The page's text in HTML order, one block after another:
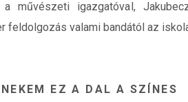
igazgatóval,
feldolgozás valami bandától az
EZ A DAL A SZÍNES